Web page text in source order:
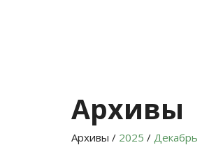
Архивы
Архивы / 2025 / Декабрь